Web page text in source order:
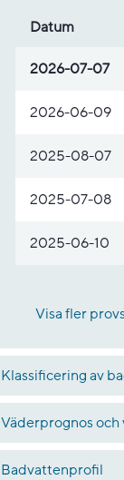
Datum
2026-07-07
2026-06-09
2025-08-07
2025-07-08
2025-06-10
Visa fler
Klassificering av
Väderprognos
Badvattenprofil